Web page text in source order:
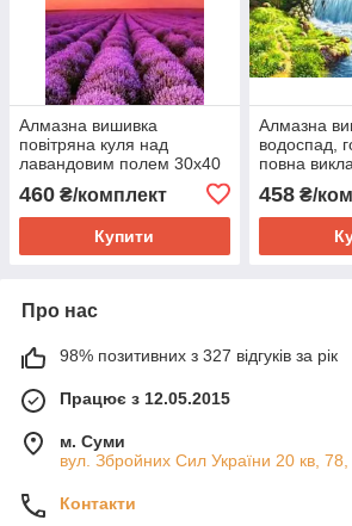
Алмазна вишивка
повітряна куля над
лавандовим полем 30х40
повна викладка Huacan
460 ₴/комплект
Купити
Алмазна
водоспад,
повна
458₴/
Про нас
98% позитивних з 327 відгуків за рік
Працює з 12.05.2015
м. Суми
вул. Збройних Сил України 20 кв,
Контакти